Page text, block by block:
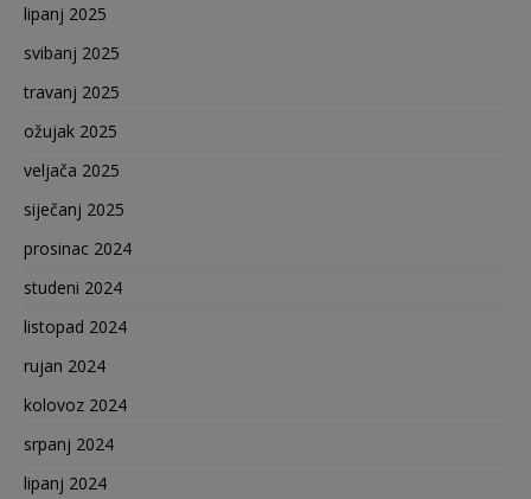
lipanj 2025
svibanj 2025
travanj 2025
ožujak 2025
veljača 2025
siječanj 2025
prosinac 2024
studeni 2024
listopad 2024
rujan 2024
kolovoz 2024
srpanj 2024
lipanj 2024